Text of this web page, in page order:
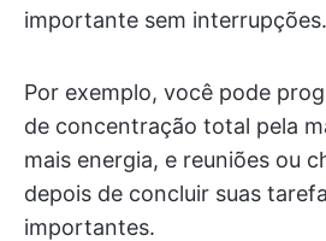
importante sem interrupções.
Por exemplo, você pode
de concentração total pela
mais energia, e reuniões ou
depois de concluir suas
importantes.